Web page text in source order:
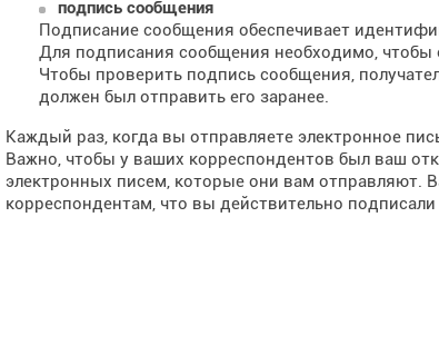
подпись сообщения
Подписание сообщения обеспечивает
Для подписания сообщения необходимо, чтобы
Чтобы проверить подпись сообщения,
должен был отправить его заранее.
Каждый раз, когда вы отправляете электронное
Важно, чтобы у ваших корреспондентов был ваш
электронных писем, которые они вам отправляют.
корреспондентам, что вы действительно подписали